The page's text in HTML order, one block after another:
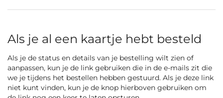
voor
what
want)
Als je al een kaartje hebt besteld
Als je de status en details van je bestelling wilt zien of
aanpassen, kun je de link gebruiken die in de e-mails zit die
we je tijdens het bestellen hebben gestuurd. Als je deze link
niet kunt vinden, kun je de knop hierboven gebruiken om